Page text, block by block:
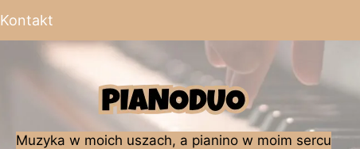
Kontakt
Muzyka w moich uszach, a pianino w moim sercu